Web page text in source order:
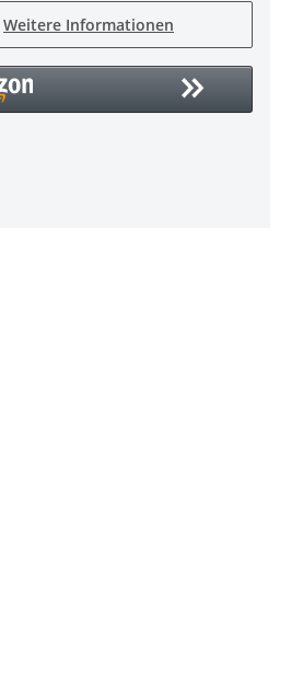
Weitere Informationen